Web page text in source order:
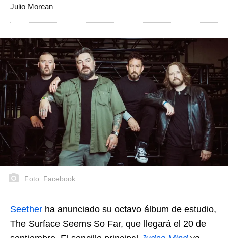
Julio Morean
Foto: Facebook
Seether ha anunciado su octavo álbum de estudio,
The Surface Seems So Far, que llegará el 20 de